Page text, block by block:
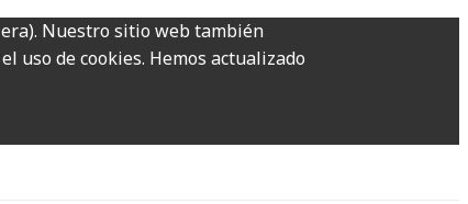
Nuestro sitio web también
uso de cookies. Hemos actualizado